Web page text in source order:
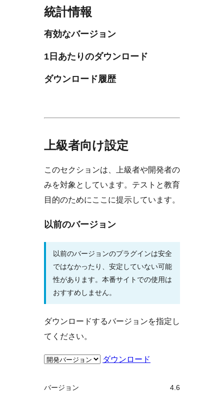
統計情報
有効なバージョン
1日あたりのダウンロード
ダウンロード履歴
上級者向け設定
このセクションは、上級者や開発者の
みを対象としています。テストと教育
目的のためにここに提示しています。
以前のバージョン
以前のバージョンのプラグインは安全
ではなかったり、安定していない可能
性があります。本番サイトでの使用は
おすすめしません。
ダウンロードするバージョンを指定し
てください。
ダウンロード
メ
バージョン 4.6